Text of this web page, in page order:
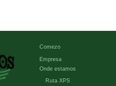
Comezo
Empresa
Onde estamos
Ruta XPS